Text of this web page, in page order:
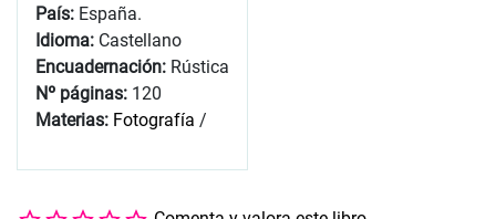
País: España.
Idioma: Castellano
Encuadernación: Rústica
Nº páginas: 120
Materias: Fotografía /